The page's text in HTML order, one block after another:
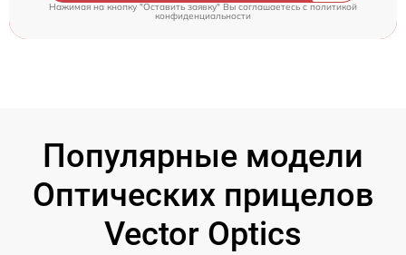
Нажимая на кнопку "Оставить заявку" Вы соглашаетесь c политикой
конфиденциальности
Популярные модели
Оптических прицелов
Vector Optics